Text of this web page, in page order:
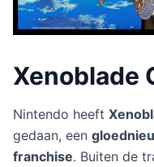
Xenoblade
Nintendo heeft
gedaan, een
franchise. Buiten de